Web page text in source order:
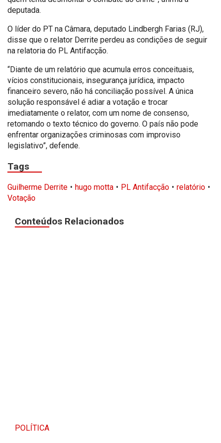
deputada.
O líder do PT na Câmara, deputado Lindbergh Farias (RJ),
disse que o relator Derrite perdeu as condições de seguir
na relatoria do PL Antifacção.
“Diante de um relatório que acumula erros conceituais,
vícios constitucionais, insegurança jurídica, impacto
financeiro severo, não há conciliação possível. A única
solução responsável é adiar a votação e trocar
imediatamente o relator, com um nome de consenso,
retomando o texto técnico do governo. O país não pode
enfrentar organizações criminosas com improviso
legislativo”, defende.
Tags
Guilherme Derrite hugo motta PL Antifacção
relatório
Votação
Conteúdos Relacionados
POLÍTICA